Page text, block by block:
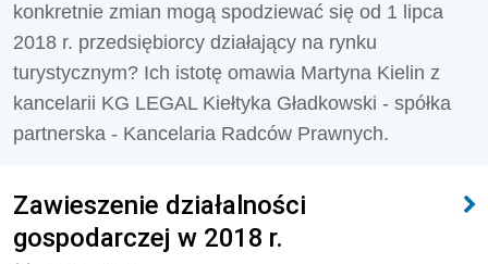
konkretnie zmian mogą spodziewać się od 1 lipca
2018 r. przedsiębiorcy działający na rynku
turystycznym? Ich istotę omawia Martyna Kielin z
kancelarii KG LEGAL Kiełtyka Gładkowski - spółka
partnerska - Kancelaria Radców Prawnych.
Zawieszenie działalności
gospodarczej w 2018 r.